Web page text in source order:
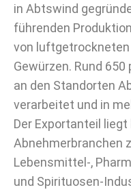
in Abtswind
führenden
von luftgetrockneten
Gewürzen. Rund
an den Standorten
verarbeitet und in
Der Exportanteil liegt
Abnehmerbranchen
Lebensmittel-,
und Spirituosen-